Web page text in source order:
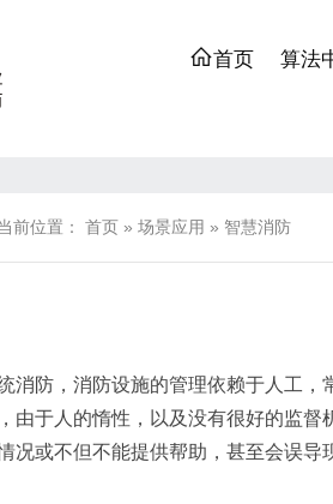
首页 算法
前位置： 首页 » 场景应用 » 智慧消防
消防，消防设施的管理依赖于人工
由于人的惰性，以及没有很好的监
况或不但不能提供帮助，甚至会误导